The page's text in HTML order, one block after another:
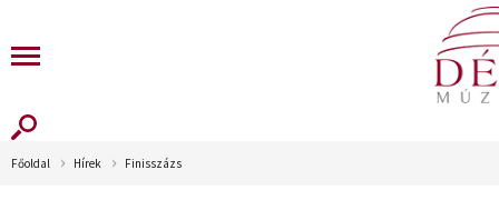
Főoldal Hírek Finisszázs